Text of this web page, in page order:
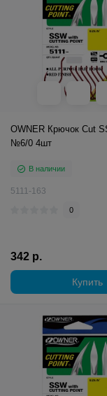
OWNER Крючок Cut
№6/0 4шт
В наличии
5111-163
0
342 р.
Купить